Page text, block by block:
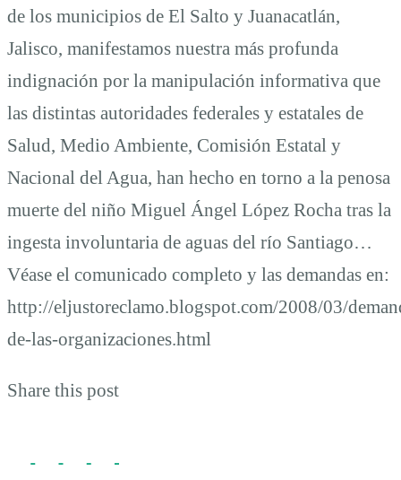
de los municipios de El Salto y Juanacatlán,
Jalisco, manifestamos nuestra más profunda
indignación por la manipulación informativa que
las distintas autoridades federales y estatales de
Salud, Medio Ambiente, Comisión Estatal y
Nacional del Agua, han hecho en torno a la penosa
muerte del niño Miguel Ángel López Rocha tras la
ingesta involuntaria de aguas del río Santiago…
Véase el comunicado completo y las demandas en:
http://eljustoreclamo.blogspot.com/2008/03/
de-las-organizaciones.html
Share this post